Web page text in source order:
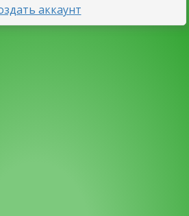
аккаунт